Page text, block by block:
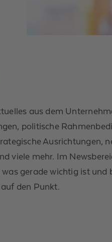
aus dem
politische
Ausrichtungen,
viele mehr. Im
gerade wichtig ist und
den Punkt.